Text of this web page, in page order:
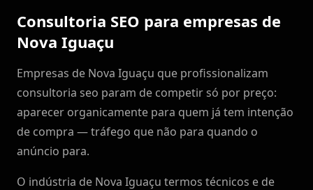
Consultoria SEO para empresas de
Nova Iguaçu
Empresas de Nova Iguaçu que profissionalizam
consultoria seo param de competir só por preço:
aparecer organicamente para quem já tem intenção
de compra — tráfego que não para quando o
anúncio para.
O indústria de Nova Iguaçu termos técnicos e de